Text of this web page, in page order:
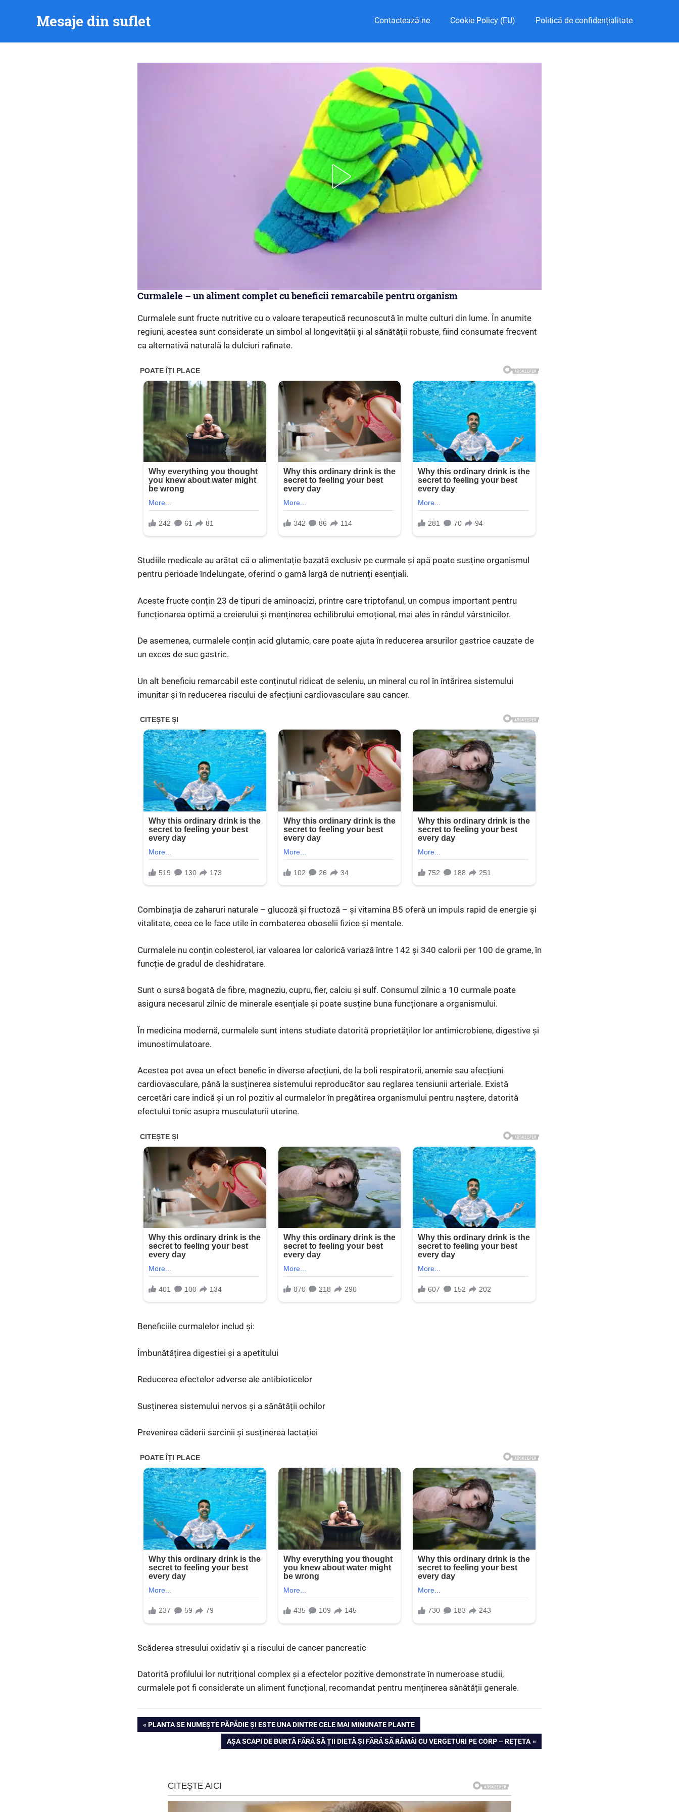
Mesaje din suflet Contactează-ne Cookie Policy (EU) Politică de confidențialitate
Curmalele – un aliment complet cu beneficii remarcabile pentru organism
Curmalele sunt fructe nutritive cu o valoare terapeutică recunoscută în multe culturi din lume. În anumite
regiuni, acestea sunt considerate un simbol al longevității și al sănătății robuste, fiind consumate frecvent
ca alternativă naturală la dulciuri rafinate.
Studiile medicale au arătat că o alimentație bazată exclusiv pe curmale și apă poate susține organismul
pentru perioade îndelungate, oferind o gamă largă de nutrienți esențiali.
Aceste fructe conțin 23 de tipuri de aminoacizi, printre care triptofanul, un compus important pentru
funcționarea optimă a creierului și menținerea echilibrului emoțional, mai ales în rândul vârstnicilor.
De asemenea, curmalele conțin acid glutamic, care poate ajuta în reducerea arsurilor gastrice cauzate de
un exces de suc gastric.
Un alt beneficiu remarcabil este conținutul ridicat de seleniu, un mineral cu rol în întărirea sistemului
imunitar și în reducerea riscului de afecțiuni cardiovasculare sau cancer.
Combinația de zaharuri naturale – glucoză și fructoză – și vitamina B5 oferă un impuls rapid de energie și
vitalitate, ceea ce le face utile în combaterea oboselii fizice și mentale.
Curmalele nu conțin colesterol, iar valoarea lor calorică variază între 142 și 340 calorii per 100 de grame, în
funcție de gradul de deshidratare.
Sunt o sursă bogată de fibre, magneziu, cupru, fier, calciu și sulf. Consumul zilnic a 10 curmale poate
asigura necesarul zilnic de minerale esențiale și poate susține buna funcționare a organismului.
În medicina modernă, curmalele sunt intens studiate datorită proprietăților lor antimicrobiene, digestive și
imunostimulatoare.
Acestea pot avea un efect benefic în diverse afecțiuni, de la boli respiratorii, anemie sau afecțiuni
cardiovasculare, până la susținerea sistemului reproducător sau reglarea tensiunii arteriale. Există
cercetări care indică și un rol pozitiv al curmalelor în pregătirea organismului pentru naștere, datorită
efectului tonic asupra musculaturii uterine.
Beneficiile curmalelor includ și:
Îmbunătățirea digestiei și a apetitului
Reducerea efectelor adverse ale antibioticelor
Susținerea sistemului nervos și a sănătății ochilor
Prevenirea căderii sarcinii și susținerea lactației
Scăderea stresului oxidativ și a riscului de cancer pancreatic
Datorită profilului lor nutrițional complex și a efectelor pozitive demonstrate în numeroase studii,
curmalele pot fi considerate un aliment funcțional, recomandat pentru menținerea sănătății generale.
Navigare
PREVIOUS
PLANTA SE NUMEȘTE PĂPĂDIE ȘI ESTE UNA DINTRE CELE MAI MINUNATE PLANTE
NEXT
AȘA SCAPI DE BURTĂ FĂRĂ SĂ ȚII DIETĂ ȘI FĂRĂ SĂ RĂMÂI CU VERGETURI PE CORP – REȚETA